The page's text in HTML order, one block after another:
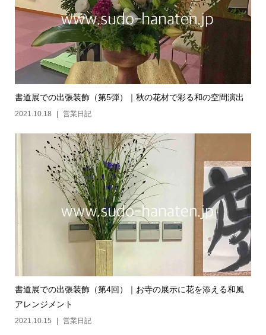
書道展での出張装飾（第5弾）｜秋の花材で彩る和の空間演出
2021.10.18 営業日記
書道展での出張装飾（第4回）｜お寺の展示に花を添える和風
アレンジメント
2021.10.15 営業日記